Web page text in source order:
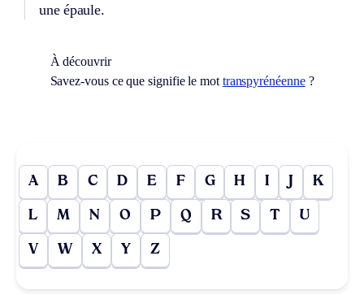
une épaule.
À découvrir
Savez-vous ce que signifie le mot transpyrénéenne?
A B C D E F G H I J K
L M N O P Q R S T U
V W X Y Z